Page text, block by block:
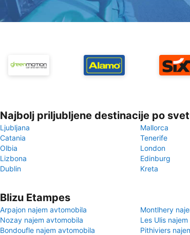
Najbolj priljubljene destinacije po
Ljubljana
Mallorca
Catania
Tenerife
Olbia
London
Lizbona
Edinburg
Dublin
Kreta
Blizu Etampes
Arpajon najem avtomobila
Montlhery
Nozay najem avtomobila
Les Ulis
Bondoufle najem avtomobila
Pithiviers